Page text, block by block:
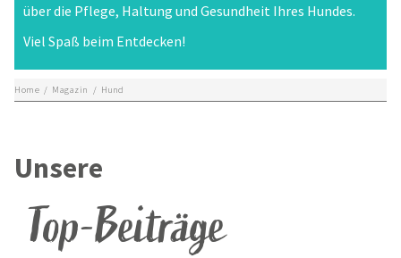
über die Pflege, Haltung und Gesundheit Ihres Hundes.
Viel Spaß beim Entdecken!
Home / Magazin / Hund
Unsere
Top-Beiträge